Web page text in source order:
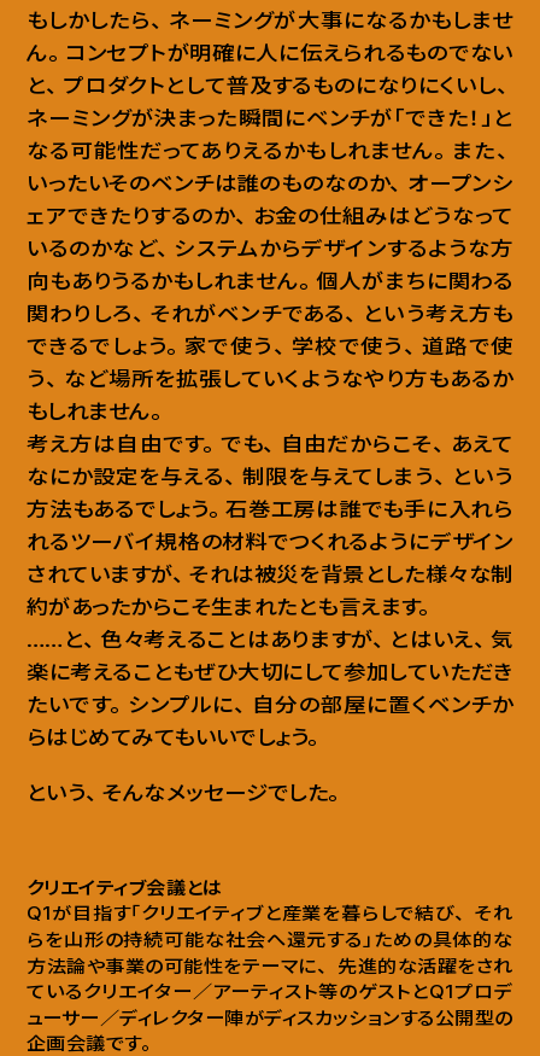
もしかしたら、 ネーミングが大事になるかもしませ
ん。 コンセプトが明確に人に伝えられるものでない
と、 プロダクトとして普及するものになりにくいし、
ネーミングが決まった瞬間にベンチが「できた！」と
なる可能性だってありえるかもしれません。 また、
いったいそのベンチは誰のものなのか、 オープンシ
ェアできたりするのか、 お金の仕組みはどうなって
いるのかなど、 システムからデザインするような方
向もありうるかもしれません。 個人がまちに関わる
関わりしろ、 それがベンチである、
という考え方も
できるでしょう。 家で使う 、 学校で使う 、 道路で使
う、 など場所を拡張していくようなやり方もあるか
もしれません。
考え方は自由です。 でも、 自由だからこそ、 あえて
なにか設定を与える、 制限を与えてしまう、
という
方法もあるでしょう。 石巻工房は誰でも手に入れら
れるツーバイ規格の材料でつくれるようにデザイン
されていますが、 それは被災を背景とした様々な制
約があったからこそ生まれたとも言えます。
……と、 色々考えることはありますが、 とはいえ、 気
楽に考えることもぜひ大切にして参加していただき
たいです。 シンプルに、 自分の部屋に置くベンチか
らはじめてみてもいいでしょう。
という、 そんなメッセージでした。
クリエイティブ会議とは
Q1が目指す「クリエイティブと産業を暮らしで結び、
それ
らを山形の持続可能な社会へ還元する」ための具体的な
方法論や事業の可能性をテーマに、
先進的な活躍をされ
ているクリエイター／アーティスト等のゲストとQ1プロデ
ューサー／ディレクター陣がディスカッションする公開型の
企画会議です。